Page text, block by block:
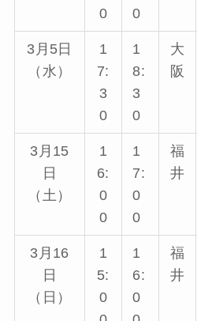
0
0
3月5日
（水）
1
7:
3
0
1
8:
3
0
大
阪
3月15
日
（土）
1
6:
0
0
1
7:
0
0
福
井
3月16
日
（日）
1
5:
0
1
6:
0
福
井